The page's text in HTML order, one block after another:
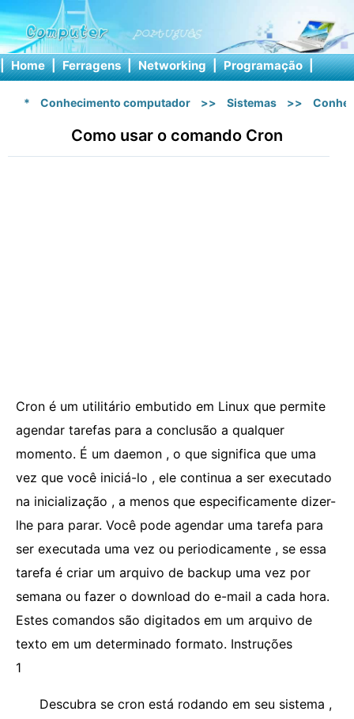
| Home | Ferragens | Networking | Programação |
* Conhecimento computador >> Sistemas >>
Como usar o comando Cron
Cron é um utilitário embutido em Linux que permite
agendar tarefas para a conclusão a qualquer
momento. É um daemon , o que significa que uma
vez que você iniciá-lo , ele continua a ser executado
na inicialização , a menos que especificamente dizer-
lhe para parar. Você pode agendar uma tarefa para
ser executada uma vez ou periodicamente , se essa
tarefa é criar um arquivo de backup uma vez por
semana ou fazer o download do e-mail a cada hora.
Estes comandos são digitados em um arquivo de
texto em um determinado formato. Instruções
1
Descubra se cron está rodando em seu sistema ,